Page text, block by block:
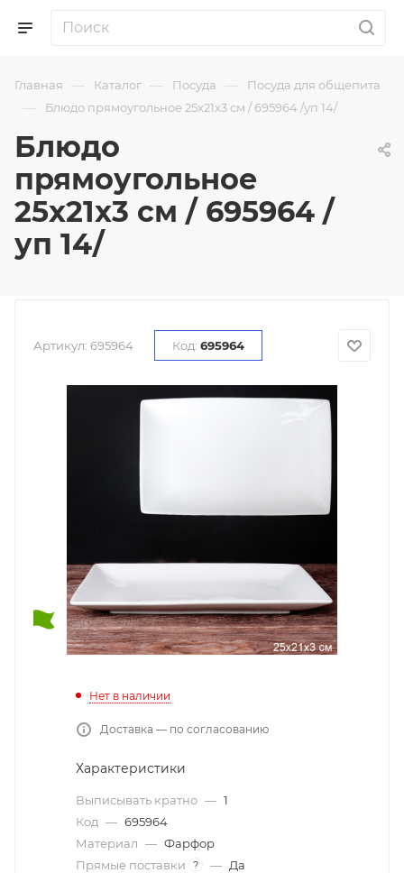
Главная — Каталог — Посуда — Посуда для общепита
— Блюдо прямоугольное 25х21х3 см / 695964 /уп 14/
Блюдо
прямоугольное
25х21х3 см / 695964 /
уп 14/
Артикул: 695964 Код: 695964
Нет в наличии
Доставка — по согласованию
Характеристики
Выписывать кратно — 1
Код — 695964
Материал — Фарфор
Прямые поставки
? — Да